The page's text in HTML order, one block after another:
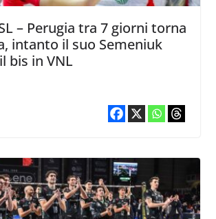
– Perugia tra 7 giorni torna
intanto il suo Semeniuk
bis in VNL